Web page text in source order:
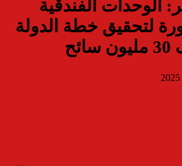
الوحدات الفندقية
لتحقيق خطة الدولة